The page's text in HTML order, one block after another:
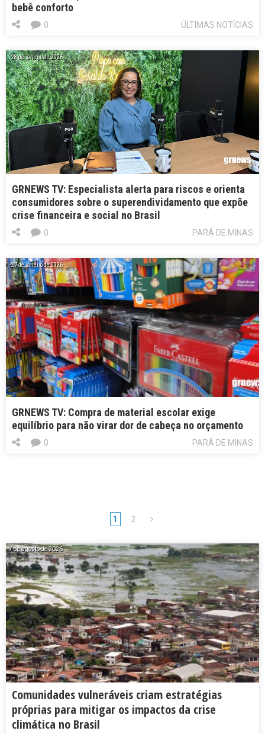
bebê conforto
ÚLTIMAS NOTÍCIAS
0
28 de janeiro de 2026
GRNEWS TV: Especialista alerta para riscos e orienta
consumidores sobre o superendividamento que expõe
crise financeira e social no Brasil
PARÁ DE MINAS
0
27 de janeiro de 2026
GRNEWS TV: Compra de material escolar exige
equilíbrio para não virar dor de cabeça no orçamento
PARÁ DE MINAS
0
1 2
7 de agosto de 2026
Comunidades vulneráveis criam estratégias
próprias para mitigar os impactos da crise
climática no Brasil